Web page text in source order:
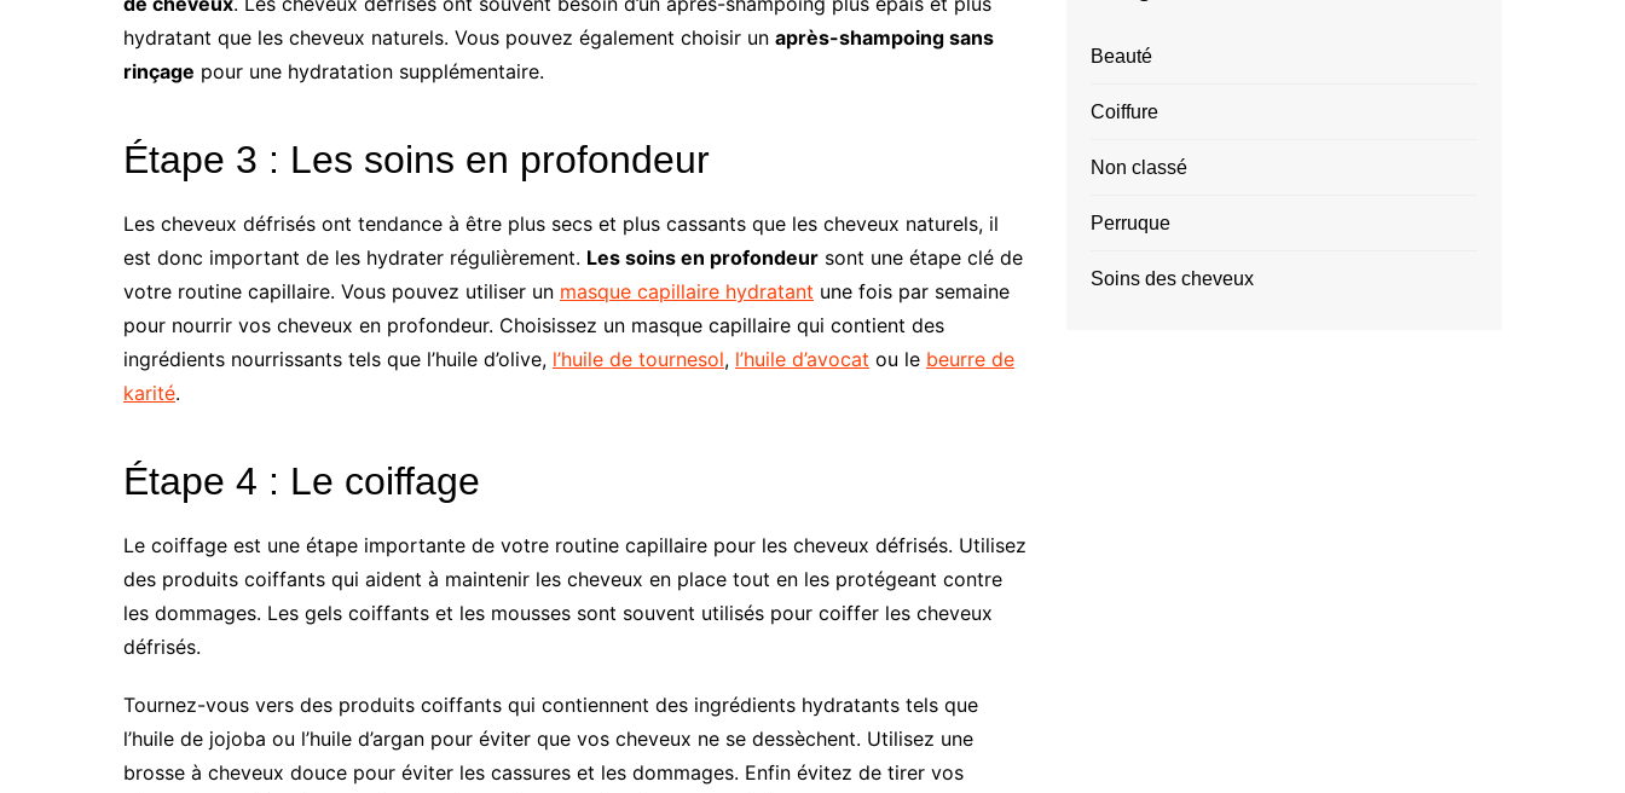
hydratant que les cheveux naturels. Vous pouvez également choisir un après-shampoing sans
rinçage pour une hydratation supplémentaire.
Étape 3 : Les soins en profondeur
Les cheveux défrisés ont tendance à être plus secs et plus cassants que les cheveux naturels, il
est donc important de les hydrater régulièrement. Les soins en profondeur sont une étape clé de
votre routine capillaire. Vous pouvez utiliser un masque capillaire hydratant une fois par semaine
pour nourrir vos cheveux en profondeur. Choisissez un masque capillaire qui contient des
ingrédients nourrissants tels que l’huile d’olive, l’huile de tournesol, l’huile d’avocat ou le beurre de
karité.
Étape 4 : Le coiffage
Le coiffage est une étape importante de votre routine capillaire pour les cheveux défrisés. Utilisez
des produits coiffants qui aident à maintenir les cheveux en place tout en les protégeant contre
les dommages. Les gels coiffants et les mousses sont souvent utilisés pour coiffer les cheveux
défrisés.
Tournez-vous vers des produits coiffants qui contiennent des ingrédients hydratants tels que
l’huile de jojoba ou l’huile d’argan pour éviter que vos cheveux ne se dessèchent. Utilisez une
brosse à cheveux douce pour éviter les cassures et les dommages. Enfin évitez de tirer vos
Beauté
Coiffure
Non classé
Perruque
Soins des cheveux